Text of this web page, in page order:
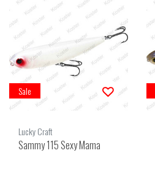
Sale
Lucky Craft
Sammy 115 Sexy Mama